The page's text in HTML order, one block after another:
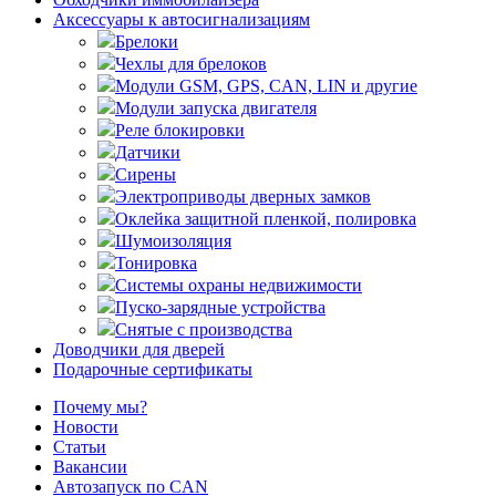
Аксессуары к автосигнализациям
Брелоки
Чехлы для брелоков
Модули GSM, GPS, CAN, LIN и другие
Модули запуска двигателя
Реле блокировки
Датчики
Сирены
Электроприводы дверных замков
Оклейка защитной пленкой, полировка
Шумоизоляция
Тонировка
Системы охраны недвижимости
Пуско-зарядные устройства
Снятые с производства
Доводчики для дверей
Подарочные сертификаты
Почему мы?
Новости
Статьи
Вакансии
Автозапуск по CAN